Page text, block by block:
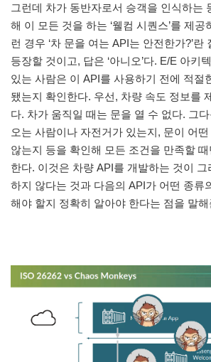
그런데 차가 동반자로서 승객을 인식하는
해 이 모든 것을 하는 ‘웰컴 시퀀스’를 제공
런 경우 ‘차 문을 여는 API는 안전한가?’란
등장할 것이고, 답은 ‘아니오’다. E/E 아키
있는 사람은 이 API를 사용하기 전에 적절
됐는지 확인한다. 우선, 차량 속도 정보를
다. 차가 움직일 때는 문을 열 수 없다. 그
오는 사람이나 자전거가 있는지, 문이 어
않는지 등을 확인해 모든 조건을 만족할
한다. 이것은 차량 API를 개발하는 것이 그
하지 않다는 것과 다음의 API가 어떤 종류
해야 할지 정확히 알아야 한다는 점을 말해